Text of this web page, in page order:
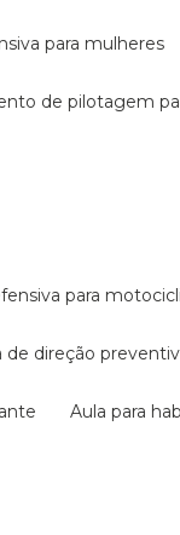
para mulheres
de pilotagem
para
de direção
aula para